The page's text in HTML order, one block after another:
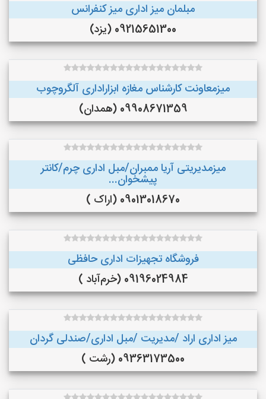
مبلمان میز اداری میز کنفرانس
09215651300 (یزد)
میزمعاونت کارشناس مغازه ابزاراداری آلگروچوب
09908671359 (همدان)
میزمدیریتی آریا ممبران/مبل اداری چرم/کانتر
پیشخوان...
09013018670 (اراک )
فروشگاه تجهیزات اداری حافظی
09196024984 (خرم‌آباد )
میز اداری اراد /مدیریت /مبل اداری/صندلی گردان
09363173500 (رشت )